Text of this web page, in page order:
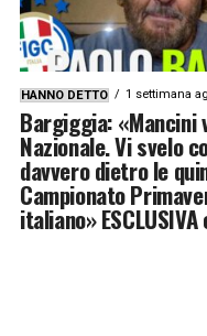
HANNO DETTO 1 settimana
Bargiggia: «Mancini
Nazionale. Vi svelo
davvero dietro le
Campionato
italiano» ESCLUSIVA